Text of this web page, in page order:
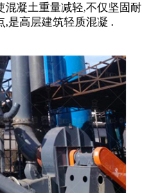
混凝土重量减轻,不仅坚固耐
,是高层建筑轻质混凝 .